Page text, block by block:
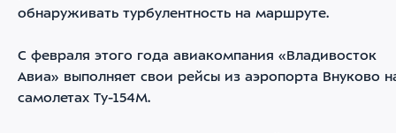
обнаруживать турбулентность на маршруте.
С февраля этого года авиакомпания «Владивосток
Авиа» выполняет свои рейсы из аэропорта Внуково
самолетах Ту-154М.